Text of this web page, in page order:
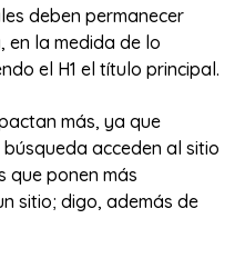
deben permanecer
en la medida de lo
el H1 el título principal.
más, ya que
acceden al sitio
que ponen más
sitio; digo, además de